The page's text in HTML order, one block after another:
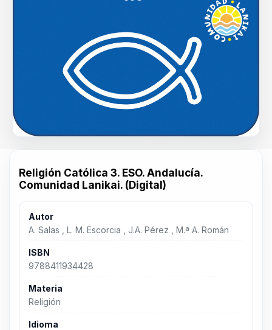
Religión Católica 3. ESO. Andalucía.
Comunidad Lanikai. (Digital)
Autor
A. Salas , L. M. Escorcia , J.A. Pérez , M.ª A. Román
ISBN
9788411934428
Materia
Religión
Idioma